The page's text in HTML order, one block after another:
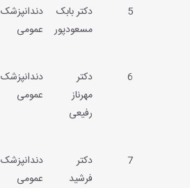
5
دکتر بابک
مسعودپور
دندانپزشک
عمومی
6
دکتر
مهرناز
رفیعی
دندانپزشک
عمومی
7
دکتر
فرشید
دندانپزشک
عمومی